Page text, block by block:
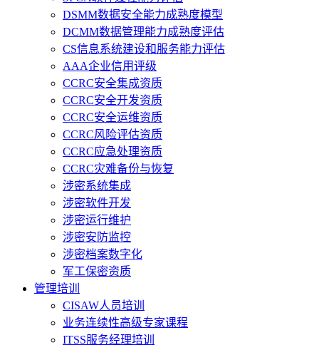
DSMM数据安全能力成熟度模型
DCMM数据管理能力成熟度评估
CS信息系统建设和服务能力评估
AAA企业信用评级
CCRC安全集成资质
CCRC安全开发资质
CCRC安全运维资质
CCRC风险评估资质
CCRC应急处理资质
CCRC灾难备份与恢复
涉密系统集成
涉密软件开发
涉密运行维护
涉密安防监控
涉密档案数字化
军工保密资质
管理培训
CISAW人员培训
业务连续性高级专家课程
ITSS服务经理培训